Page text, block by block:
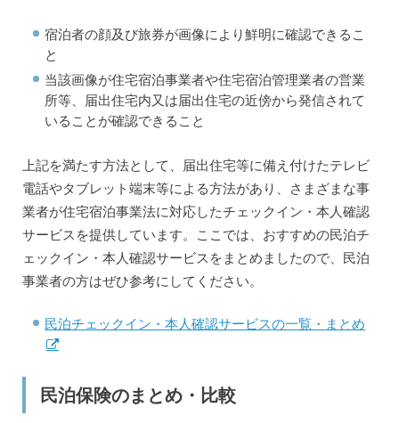
宿泊者の顔及び旅券が画像により鮮明に確認できるこ
と
当該画像が住宅宿泊事業者や住宅宿泊管理業者の営業
所等、届出住宅内又は届出住宅の近傍から発信されて
いることが確認できること
上記を満たす方法として、届出住宅等に備え付けたテレビ
電話やタブレット端末等による方法があり、さまざまな事
業者が住宅宿泊事業法に対応したチェックイン・本人確認
サービスを提供しています。ここでは、おすすめの民泊チ
ェックイン・本人確認サービスをまとめましたので、民泊
事業者の方はぜひ参考にしてください。
民泊チェックイン・本人確認サービスの一覧・まとめ
民泊保険のまとめ・比較